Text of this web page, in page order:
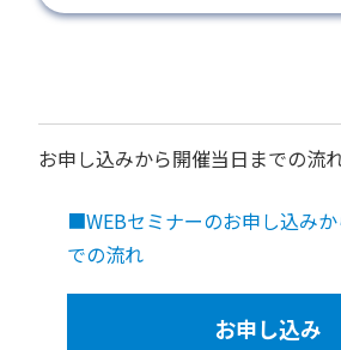
お申し込みから開催当日までの流
■WEBセミナーのお申し込み
での流れ
お申し込み